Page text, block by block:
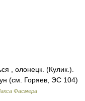
, олонецк. (Кулик.).
(см. Горяев, ЭС 104)
Фасмера